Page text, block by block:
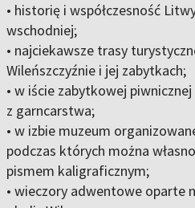
• historię i współczesność
wschodniej;
• najciekawsze trasy
Wileńszczyźnie i jej zabytkach;
• w iście zabytkowej
z garncarstwa;
• w izbie muzeum
podczas których można
pismem kaligraficznym;
• wieczory adwentowe oparte